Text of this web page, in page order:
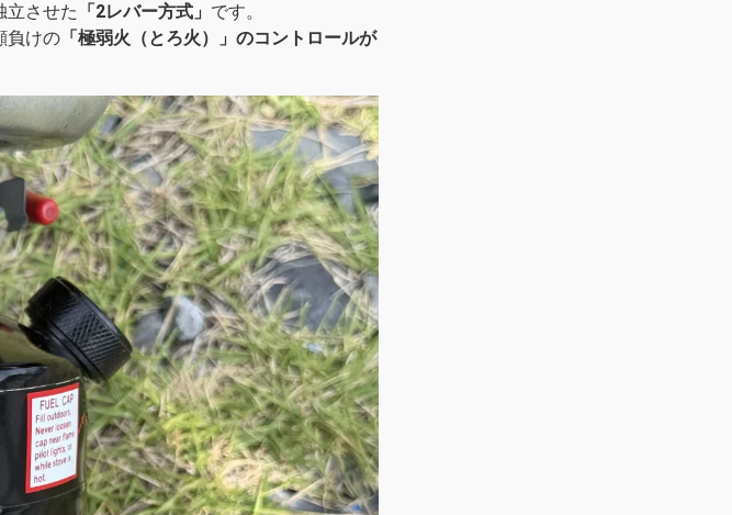
立させた 「2レバー方式」 です。
負けの 「極弱火（とろ火）」のコントロールが